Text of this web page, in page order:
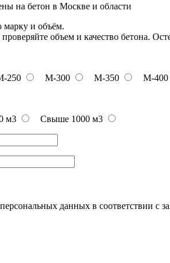
на бетон в Москве и области
и объём.
объем и качество бетона.
250 М-300 М-350 М-400
м3 Свыше 1000 м3
данных в соответствии с